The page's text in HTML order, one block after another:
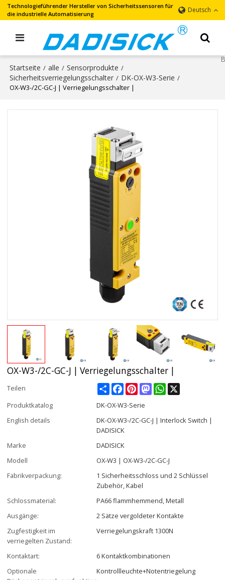
Technologieführender Hersteller von Sicherheitssensoren für
die industrielle Automatisierung
Deutsch
Startseite / alle / Sensorprodukte /
Sicherheitsverriegelungsschalter / DK-OX-W3-Serie /
OX-W3-/2C-GC-J | Verriegelungsschalter |
OX-W3-/2C-GC-J | Verriegelungsschalter |
Teilen ShareFacebookPinterestMastodonWhatsApp
Produktkatalog
DK-OX-W3-Serie
English details
DK-OX-W3-/2C-GC-J | Interlock Switch |
DADISICK
Marke
DADISICK
Modell
OX-W3 | OX-W3-/2C-GC-J
Fabrikverpackung:
1 Sicherheitsschloss und 2 Schlüssel
Zubehör, Kabel
Schlossmaterial:
PA66 flammhemmend, Metall
Ausgänge:
2 Sätze vergoldeter Kontakte
Zugfestigkeit im
verriegelten Zustand:
Verriegelungskraft 1300N
Kontaktart:
6 Kontaktkombinationen
Optionale
Kontrollleuchte+Notentriegelung